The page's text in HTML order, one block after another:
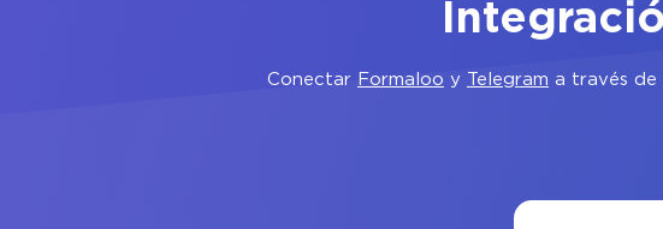
Conectar Formaloo y Telegram a través de